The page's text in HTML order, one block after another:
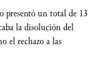
presentó un total de 13
la disolución del
el rechazo a las